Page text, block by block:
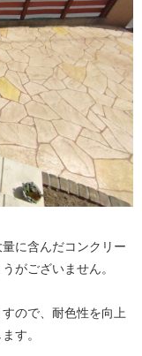
に含んだコンクリー
がございません。
ので、耐色性を向上
す。